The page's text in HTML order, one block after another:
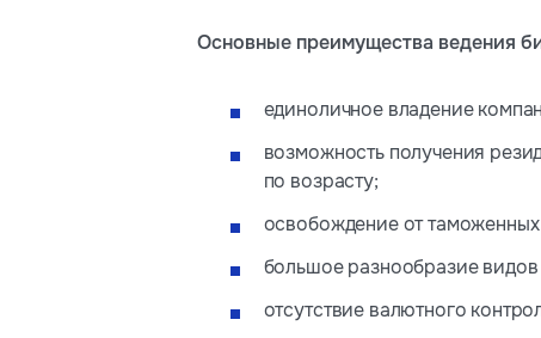
Основные преимущества ведения
единоличное владение
возможность получения
по возрасту;
освобождение от
большое разнообразие
отсутствие валютного